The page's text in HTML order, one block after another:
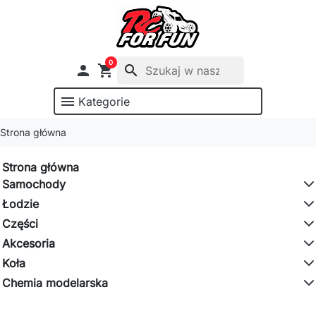
 shopping_cart
0
search
menu Kategorie
Strona główna
Strona główna
Samochody
Łodzie
Części
Akcesoria
Koła
Chemia modelarska